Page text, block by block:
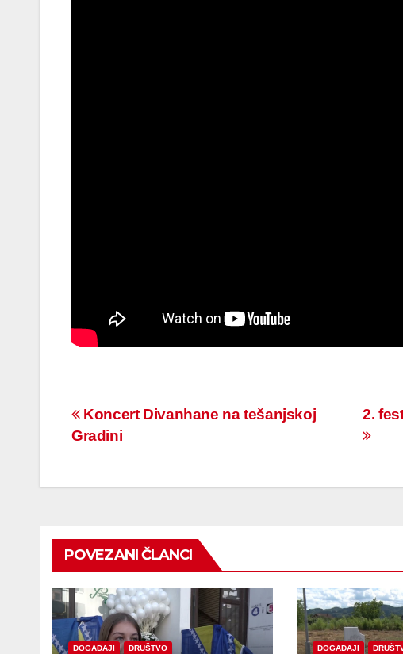
Navigacija
2.
Koncert Divanhane na tešanjskoj
Gradini
POVEZANI ČLANCI
DOGAĐAJI DRUŠTVO DOGAĐAJI